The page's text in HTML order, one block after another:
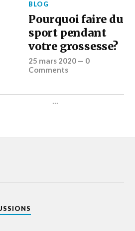
BLOG
Pourquoi faire du
sport pendant
votre grossesse?
25 mars 2020 — 0
Comments
...